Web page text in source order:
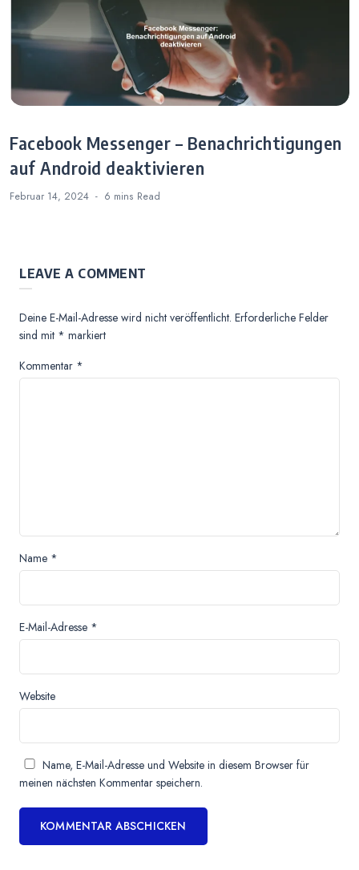
Facebook Messenger – Benachrichtigungen
auf Android deaktivieren
Februar 14, 2024 6 mins Read
LEAVE A COMMENT
Deine E-Mail-Adresse wird nicht veröffentlicht. Erforderliche Felder
sind mit * markiert
Kommentar *
Name *
E-Mail-Adresse *
Website
Name, E-Mail-Adresse und Website in diesem Browser für
meinen nächsten Kommentar speichern.